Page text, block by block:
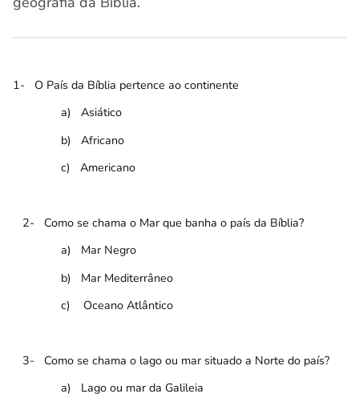
1-
O País da Bíblia pertence ao continente
a)
Asiático
b)
Africano
c)
Americano
2-
Como se chama o Mar que banha o país da Bíblia?
a)
Mar Negro
b)
Mar Mediterrâneo
c)
Oceano Atlântico
3-
Como se chama o lago ou mar situado a Norte do país?
a)
Lago ou mar da Galileia